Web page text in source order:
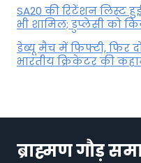
SA20 की रिटेंशन लिस्ट
भी शामिल; डुप्लेसी को
डेब्यू मैच में फिफ्टी, फिर
भारतीय क्रिकेटर की
ब्राह्मण गौड़